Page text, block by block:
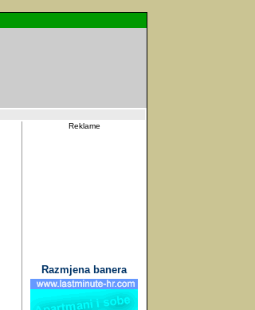
Reklame
Razmjena banera